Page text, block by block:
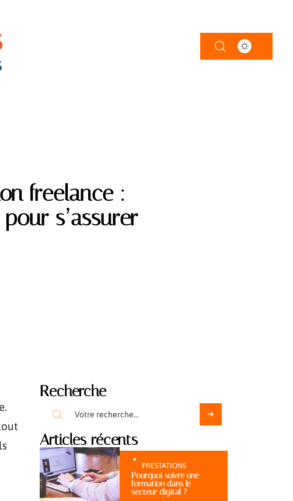
freelance :
s’assurer
Recherche
Articles récents
PRESTATIONS
Pourquoi suivre une
formation dans le
secteur digital ?